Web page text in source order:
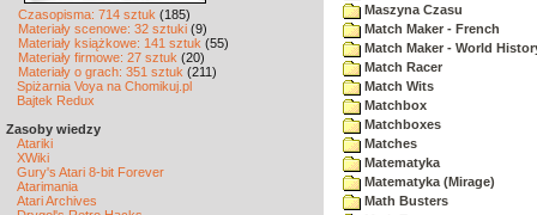
Czasopisma: 714 sztuk (185)
Materiały scenowe: 32 sztuki (9)
Materiały książkowe: 141 sztuk (55)
Materiały firmowe: 27 sztuk (20)
Materiały o grach: 351 sztuk (211)
Spiżarnia Voya na Chomikuj.pl
Bajtek Redux
Zasoby wiedzy
Atariki
XWiki
Gury's Atari 8-bit Forever
Atarimania
Atari Archives
Maszyna Czasu
Match Maker - French
Match Maker - World
Match Racer
Match Wits
Matchbox
Matchboxes
Matches
Matematyka
Matematyka (Mirage)
Math Busters